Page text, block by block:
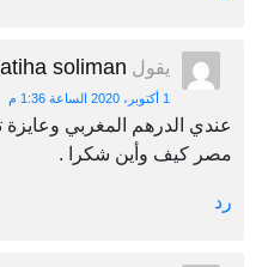
يقول soliman
1 أكتوبر، 2020 الساعة 1:36 م
عندي الدرهم المغربي وعايزة
مصر كيف وأين شكرا .
رد